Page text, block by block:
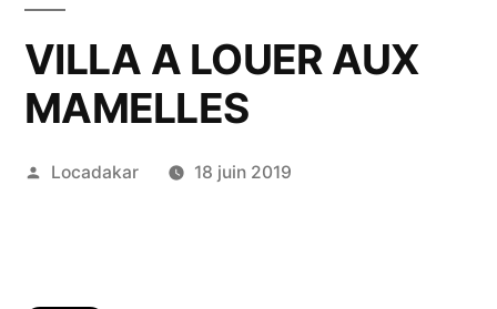
VILLA A LOUER AUX
MAMELLES
Publié
Locadakar 18 juin 2019